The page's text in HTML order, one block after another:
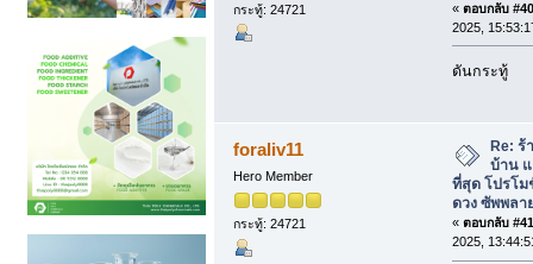
กระทู้: 24721 « ตอบกลับ
2025,
ดันกระทู้
foraliv11
Hero Member
กระทู้: 24721
Re: ร้
บ้าน
ที่สุด โปรโ
ดวง ซัพพลา
« ตอบกลับ
2025,